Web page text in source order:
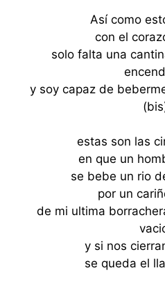
Así como
con el
solo falta una
y soy capaz de
estas son las
en que un
se bebe un rio
por un
de mi ultima
y si nos
se queda el